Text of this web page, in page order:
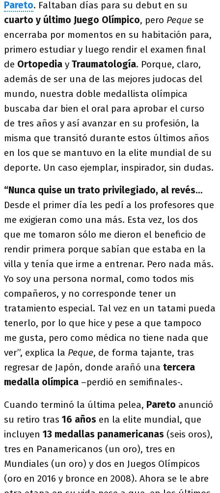
Pareto. Faltaban días para su debut en su
cuarto y último Juego Olímpico, pero Peque se
encerraba por momentos en su habitación para,
primero estudiar y luego rendir el examen final
de Ortopedia y Traumatología. Porque, claro,
además de ser una de las mejores judocas del
mundo, nuestra doble medallista olímpica
buscaba dar bien el oral para aprobar el curso
de tres años y así avanzar en su profesión, la
misma que transitó durante estos últimos años
en los que se mantuvo en la elite mundial de su
deporte. Un caso ejemplar, inspirador, sin dudas.
“Nunca quise un trato privilegiado, al revés…
Desde el primer día les pedí a los profesores que
me exigieran como una más. Esta vez, los dos
que me tomaron sólo me dieron el beneficio de
rendir primera porque sabían que estaba en la
villa y tenía que irme a entrenar. Pero nada más.
Yo soy una persona normal, como todos mis
compañeros, y no corresponde tener un
tratamiento especial. Tal vez en un tatami pueda
tenerlo, por lo que hice y pese a que tampoco
me gusta, pero como médica no tiene nada que
ver”, explica la Peque, de forma tajante, tras
regresar de Japón, donde arañó una tercera
medalla olímpica –perdió en semifinales-.
Cuando terminó la última pelea, Pareto anunció
su retiro tras 16 años en la elite mundial, que
incluyen 13 medallas panamericanas (seis oros),
tres en Panamericanos (un oro), tres en
Mundiales (un oro) y dos en Juegos Olímpicos
(oro en 2016 y bronce en 2008). Ahora se le abre